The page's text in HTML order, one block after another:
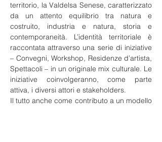
territorio, la Valdelsa Senese, caratterizzato
da un attento equilibrio tra natura e
costruito, industria e natura, storia e
contemporaneità. L’identità territoriale è
raccontata attraverso una serie di iniziative
– Convegni, Workshop, Residenze d’artista,
Spettacoli – in un originale mix culturale. Le
iniziative coinvolgeranno, come parte
attiva, i diversi attori e stakeholders.
Il tutto anche come contributo a un modello